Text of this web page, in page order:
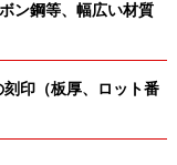
ン鋼等、幅広い材質
印（板厚、ロット番